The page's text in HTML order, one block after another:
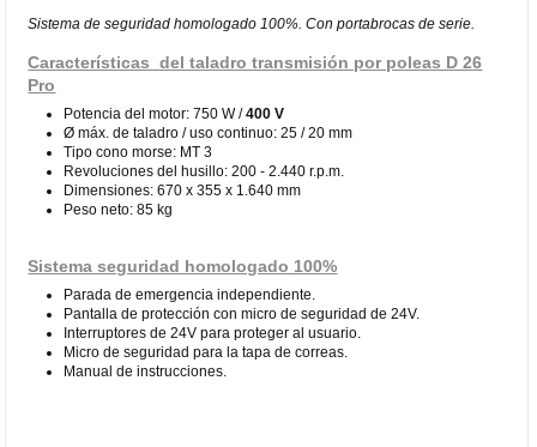
Sistema de seguridad homologado 100%. Con portabrocas de serie.
Características del taladro transmisión por poleas D 26
Pro
Potencia del motor: 750 W /400 V
Ø máx. de taladro / uso continuo: 25 / 20 mm
Tipo cono morse: MT 3
Revoluciones del husillo: 200 - 2.440 r.p.m.
Dimensiones: 670 x 355 x 1.640 mm
Peso neto: 85 kg
Sistema seguridad homologado 100%
Parada de emergencia independiente.
Pantalla de protección con micro de seguridad de 24V.
Interruptores de 24V para proteger al usuario.
Micro de seguridad para la tapa de correas.
Manual de instrucciones.